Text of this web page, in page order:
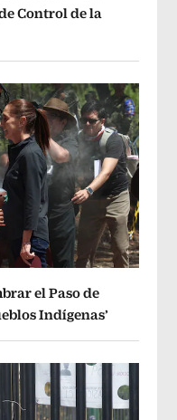
Control de la
el Paso de
Indígenas’